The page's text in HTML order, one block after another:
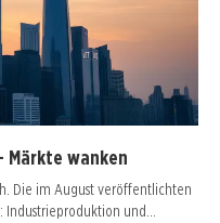
wanken
Die im August veröffentlichten
und…